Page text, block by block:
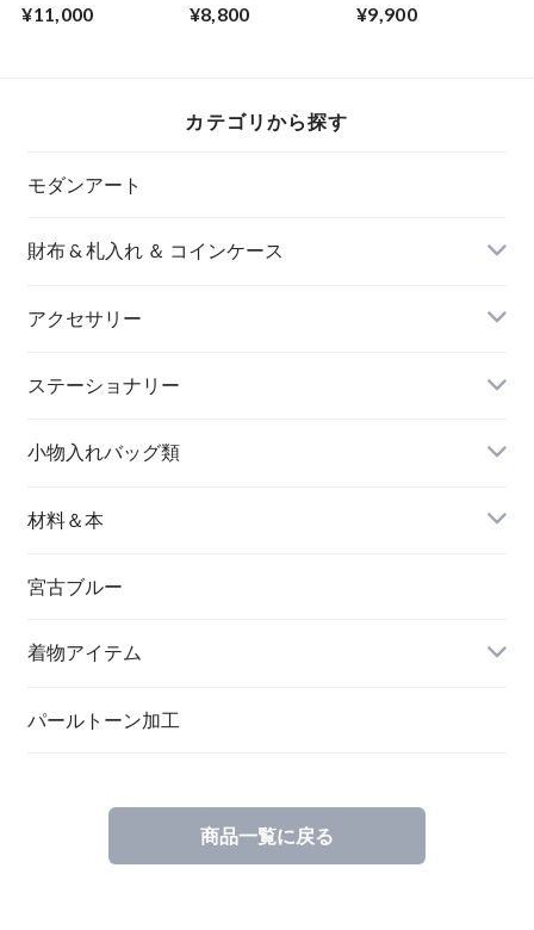
¥11,000 ¥8,800 ¥9,900
カテゴリから探す
モダンアート
財布 & 札入れ ＆ コインケース
長財布
アクセサリー
イヤリング＆ピアス
バングル＆ブレスレット
ペンダント
ブローチ
ステーショナリー
名刺入れ
メッセージカード
一筆箋
小物入れバッグ類
バッグ
材料＆本
ハンドメイドキット
宮古ブルー
着物アイテム
パールトーン加工
商品一覧に戻る